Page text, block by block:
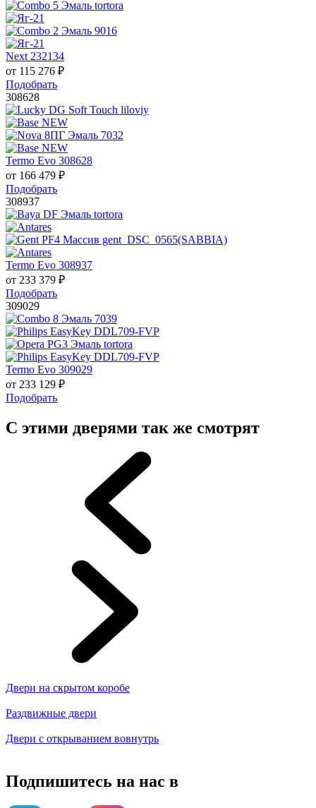
Next 232134
от 115 276 ₽
Подобрать
308628
Termo Evo 308628
от 166 479 ₽
Подобрать
308937
Termo Evo 308937
от 233 379 ₽
Подобрать
309029
Termo Evo 309029
от 233 129 ₽
Подобрать
С этими дверями так же смотрят
Двери на скрытом коробе
Раздвижные двери
Двери с открыванием вовнутрь
Подпишитесь на нас в